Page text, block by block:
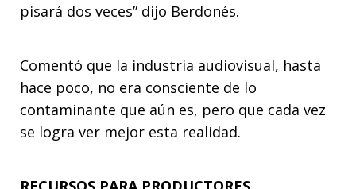
pisará dos veces” dijo Berdonés.
Comentó que la industria audiovisual, hasta
hace poco, no era consciente de lo
contaminante que aún es, pero que cada vez
se logra ver mejor esta realidad.